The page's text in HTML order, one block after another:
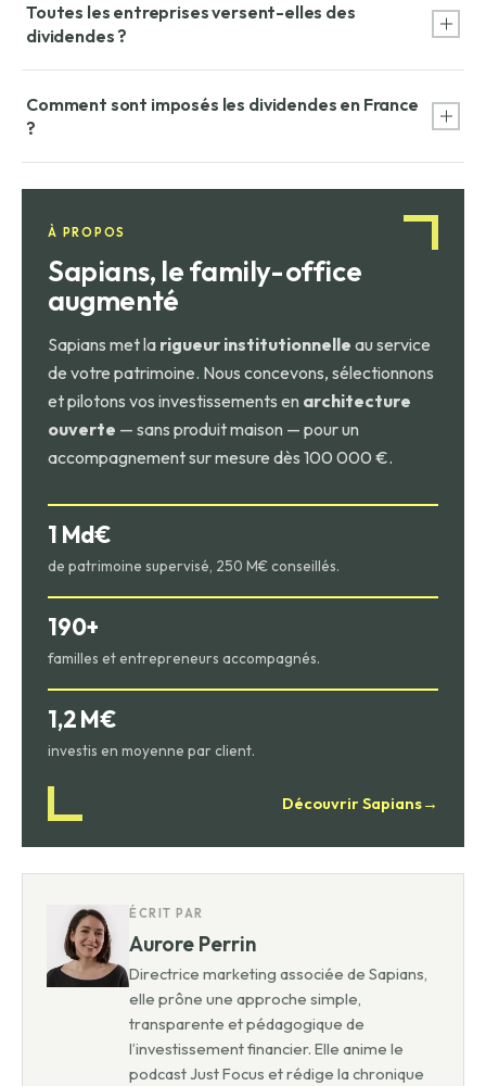
Toutes les entreprises versent-elles des
dividendes ?
la totalité de leurs bénéfices. Les entreprises matures et
génératrices de cash (énergie, télécoms, banques) sont les
plus régulières dans le versement de dividendes.
Comment sont imposés les dividendes en France
?
pour le barème progressif de l'IR avec abattement de 40 %
contribuables faiblement imposés.
À PROPOS
Sapians, le family-office
augmenté
Sapians met la rigueur institutionnelle au service
de votre patrimoine. Nous concevons, sélectionnons
et pilotons vos investissements en architecture
ouverte — sans produit maison — pour un
accompagnement sur mesure dès 100 000 €.
1 Md€
de patrimoine supervisé, 250 M€ conseillés.
190+
familles et entrepreneurs accompagnés.
1,2 M€
investis en moyenne par client.
Découvrir Sapians→
ÉCRIT PAR
Aurore Perrin
Directrice marketing associée de Sapians,
elle prône une approche simple,
transparente et pédagogique de
l’investissement financier. Elle anime le
podcast Just Focus et rédige la chronique